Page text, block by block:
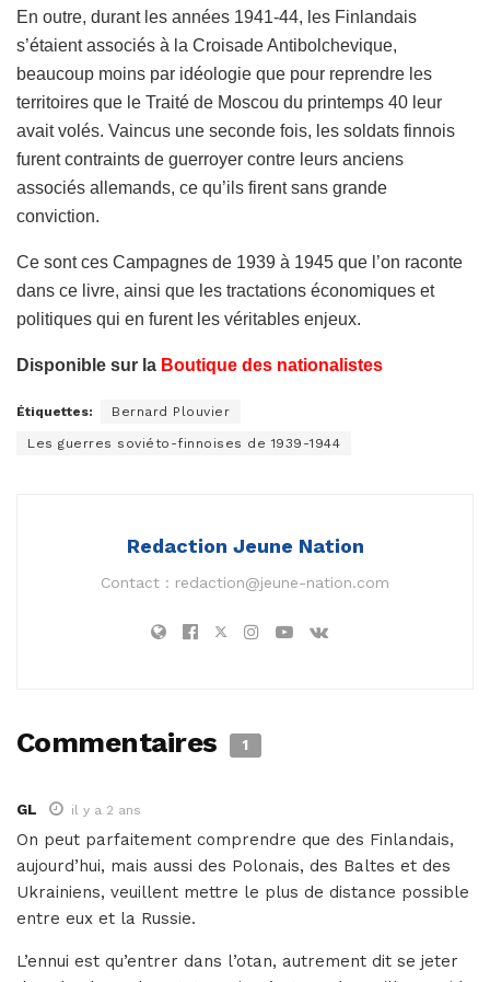
En outre, durant les années 1941-44, les Finlandais
s’étaient associés à la Croisade Antibolchevique,
beaucoup moins par idéologie que pour reprendre les
territoires que le Traité de Moscou du printemps 40 leur
avait volés. Vaincus une seconde fois, les soldats finnois
furent contraints de guerroyer contre leurs anciens
associés allemands, ce qu’ils firent sans grande
conviction.
Ce sont ces Campagnes de 1939 à 1945 que l’on raconte
dans ce livre, ainsi que les tractations économiques et
politiques qui en furent les véritables enjeux.
Disponible sur la Boutique des nationalistes
Étiquettes: Bernard Plouvier
Les guerres soviéto-finnoises de 1939-1944
Redaction Jeune Nation
Contact : redaction@jeune-nation.com
Commentaires 1
GL il y a 2 ans
On peut parfaitement comprendre que des Finlandais,
aujourd’hui, mais aussi des Polonais, des Baltes et des
Ukrainiens, veuillent mettre le plus de distance possible
entre eux et la Russie.
L’ennui est qu’entrer dans l’otan, autrement dit se jeter